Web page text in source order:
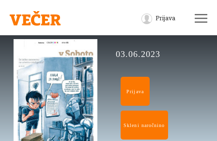
Prijava
03.06.2023
Prijava
Skleni naročnino